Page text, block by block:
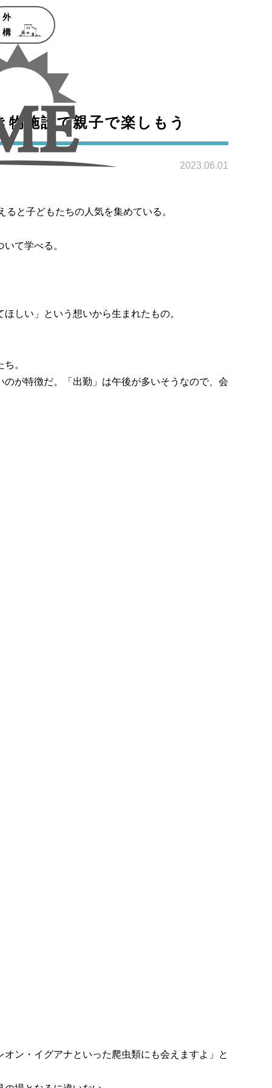
外
構
施設で親子で楽しもう
2023.06.01
と子どもたちの人気を集めている。
て学べる。
しい」という想いから生まれたもの。
。
が特徴だ。「出勤」は午後が多いそうなので、会
ン・イグアナといった爬虫類にも会えますよ」と